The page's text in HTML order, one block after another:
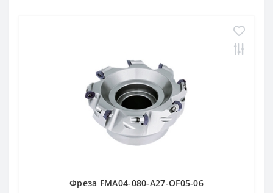
Фреза FMA04-080-A27-OF05-06